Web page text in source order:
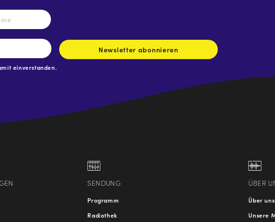
Nachname
Newsletter abonnieren
einverstanden.
SENDUNG
Programm
Radiothek
ÜBER
Über uns
Unsere